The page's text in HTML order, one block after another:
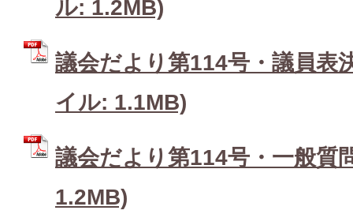
ル: 1.2MB)
議会だより第114号・議員表
イル: 1.1MB)
議会だより第114号・一般質
1.2MB)